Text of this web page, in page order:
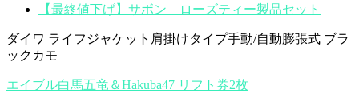
【最終値下げ】サボン ローズティー製品セット
ダイワ ライフジャケット肩掛けタイプ手動/自動膨張式 ブラ
ックカモ
エイブル白馬五竜＆Hakuba47 リフト券2枚